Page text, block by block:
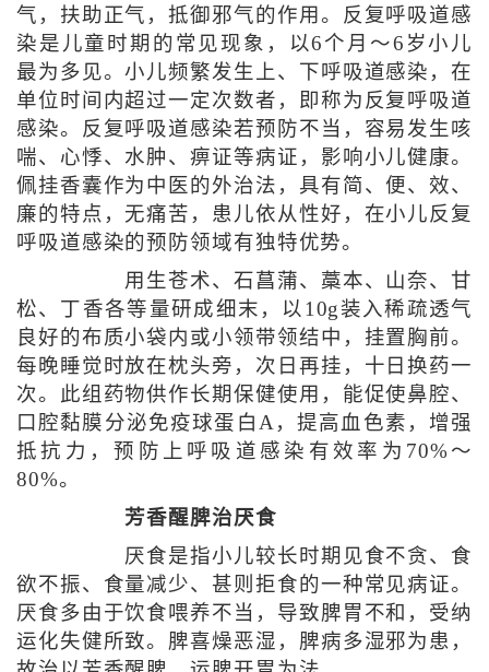
气，扶助正气，抵御邪气的作用。反复呼吸道感
染是儿童时期的常见现象，以6个月～6岁小儿
最为多见。小儿频繁发生上、下呼吸道感染，在
单位时间内超过一定次数者，即称为反复呼吸道
感染。反复呼吸道感染若预防不当，容易发生咳
喘、心悸、水肿、痹证等病证，影响小儿健康。
佩挂香囊作为中医的外治法，具有简、便、效、
廉的特点，无痛苦，患儿依从性好，在小儿反复
呼吸道感染的预防领域有独特优势。
用生苍术、石菖蒲、藁本、山奈、甘
松、丁香各等量研成细末，以10g装入稀疏透气
良好的布质小袋内或小领带领结中，挂置胸前。
每晚睡觉时放在枕头旁，次日再挂，十日换药一
次。此组药物供作长期保健使用，能促使鼻腔、
口腔黏膜分泌免疫球蛋白A，提高血色素，增强
抵抗力，预防上呼吸道感染有效率为70%～
80%。
芳香醒脾治厌食
厌食是指小儿较长时期见食不贪、食
欲不振、食量减少、甚则拒食的一种常见病证。
厌食多由于饮食喂养不当，导致脾胃不和，受纳
运化失健所致。脾喜燥恶湿，脾病多湿邪为患，